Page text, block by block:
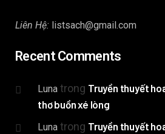
Liên Hệ: listsach@gmail.com
Recent Comments
Luna trong Truyền thuyết
thơ buồn xé lòng
Luna trong Truyền thuyết